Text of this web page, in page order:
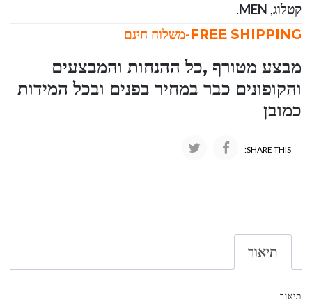
קטלוג,
MEN
.
FREE SHIPPING-משלוח חינם
מבצע מטורף ,כל ההנחות והמבצעים
והקופונים כבר במחיר בפנים ובכל המידות
כמובן
SHARE THIS:
תיאור
תיאור